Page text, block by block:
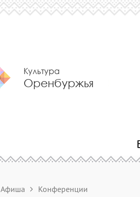
Культура
Оренбуржья
Афиша Конференции